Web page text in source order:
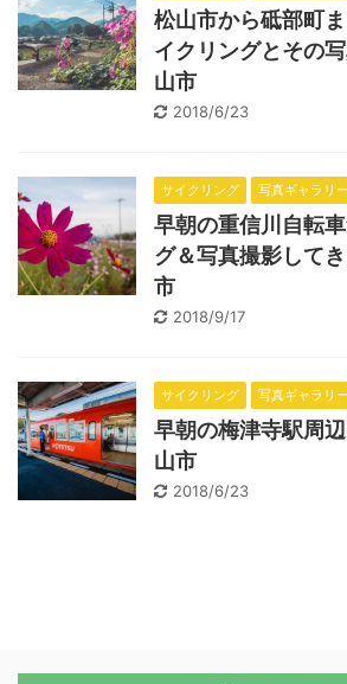
松山市から砥部町
イクリングとその
山市
2018/6/23
サイクリング 写真ギャラリー
早朝の重信川自転
グ＆写真撮影して
市
2018/9/17
サイクリング 写真ギャラリー
早朝の梅津寺駅周
山市
2018/6/23